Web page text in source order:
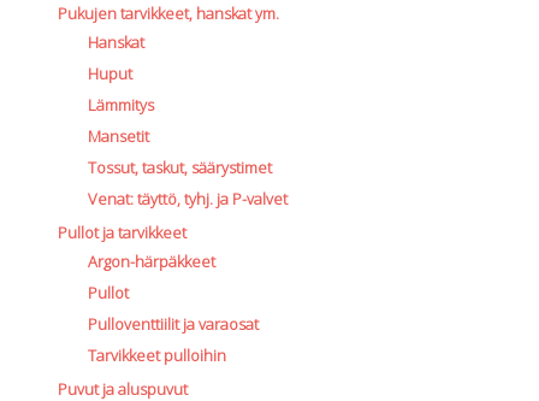
Pukujen tarvikkeet, hanskat ym.
Hanskat
Huput
Lämmitys
Mansetit
Tossut, taskut, säärystimet
Venat: täyttö, tyhj. ja P-valvet
Pullot ja tarvikkeet
Argon-härpäkkeet
Pullot
Pulloventtiilit ja varaosat
Tarvikkeet pulloihin
Puvut ja aluspuvut